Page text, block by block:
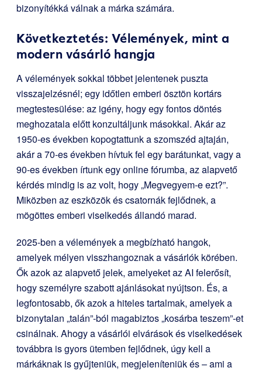
bizonyítékká válnak a márka számára.
Következtetés: Vélemények, mint a
modern vásárló hangja
A vélemények sokkal többet jelentenek puszta
visszajelzésnél; egy időtlen emberi ösztön kortárs
megtestesülése: az igény, hogy egy fontos döntés
meghozatala előtt konzultáljunk másokkal. Akár az
1950-es években kopogtattunk a szomszéd ajtaján,
akár a 70-es években hívtuk fel egy barátunkat, vagy a
90-es években írtunk egy online fórumba, az alapvető
kérdés mindig is az volt, hogy „Megvegyem-e ezt?”.
Miközben az eszközök és csatornák fejlődnek, a
mögöttes emberi viselkedés állandó marad.
2025-ben a vélemények a megbízható hangok,
amelyek mélyen visszhangoznak a vásárlók körében.
Ők azok az alapvető jelek, amelyeket az AI felerősít,
hogy személyre szabott ajánlásokat nyújtson. És, a
legfontosabb, ők azok a hiteles tartalmak, amelyek a
bizonytalan „talán”-ból magabiztos „kosárba teszem”-et
csinálnak. Ahogy a vásárlói elvárások és viselkedések
továbbra is gyors ütemben fejlődnek, úgy kell a
márkáknak is gyűjteniük, megjeleníteniük és – ami a